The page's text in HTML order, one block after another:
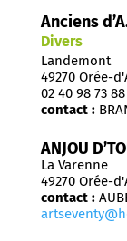
Anciens
Divers
Landemont
49270 Orée-
02 40 98 73 88
contact :
ANJOU
La Varenne
49270 Orée-
contact :